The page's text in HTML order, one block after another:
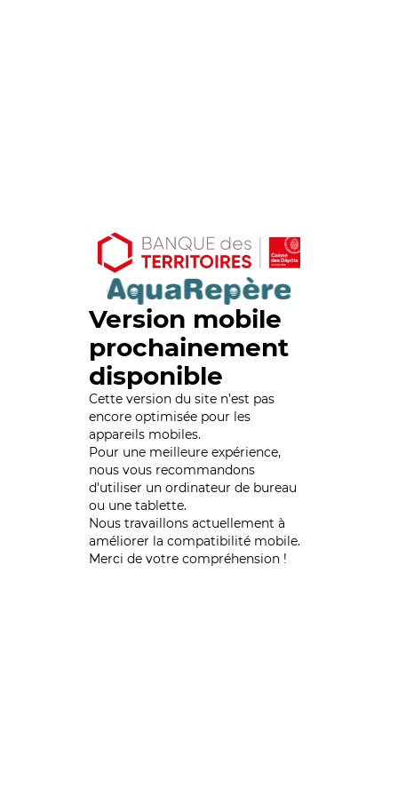
Version mobile
prochainement
disponible
Cette version du site n’est pas
encore optimisée pour les
appareils mobiles.
Pour une meilleure expérience,
nous vous recommandons
d'utiliser un ordinateur de bureau
ou une tablette.
Nous travaillons actuellement à
améliorer la compatibilité mobile.
Merci de votre compréhension !